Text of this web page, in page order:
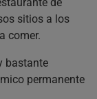
sitios a los
comer.
bastante
permanente